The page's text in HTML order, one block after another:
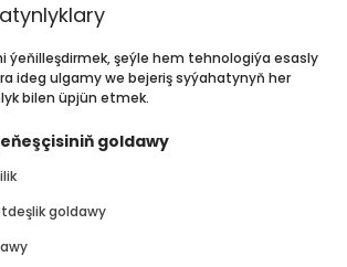
ýeňilleşdirmek, şeýle hem tehnologiýa esasly
ideg ulgamy we bejeriş syýahatynyň her
bilen üpjün etmek.
goldawy
goldawy